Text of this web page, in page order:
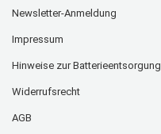
Newsletter-Anmeldung
Impressum
Hinweise zur Batterieentsorgung
Widerrufsrecht
AGB